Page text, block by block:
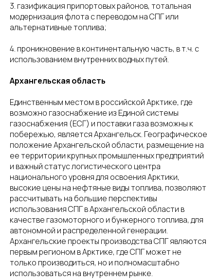
3. газификация припортовых районов, тотальная
модернизация флота с переводом на СПГ или
альтернативные топлива;
4. проникновение в континентальную часть, в т.ч. с
использованием внутренних водных путей.
Архангельская область
Единственным местом в российской Арктике, где
возможно газоснабжение из Единой системы
газоснабжения (ЕСГ) и поставки газа возможны к
побережью, является Архангельск. Географическое
положение Архангельской области, размещение на
ее территории крупных промышленных предприятий
и важный статус логистического центра
национального уровня для освоения Арктики,
высокие цены на нефтяные виды топлива, позволяют
рассчитывать на большие перспективы
использования СПГ в Архангельской области в
качестве газомоторного и бункерного топлива, для
автономной и распределенной генерации.
Архангельские проекты производства СПГ являются
первым регионом в Арктике, где СПГ может не
только производиться, но и полномасштабно
использоваться на внутреннем рынке.